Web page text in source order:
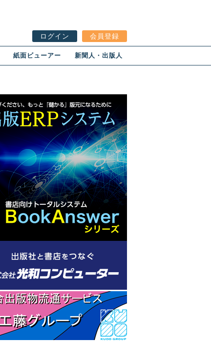
ログイン 会員登録
紙面ビューアー 新聞人・出版人